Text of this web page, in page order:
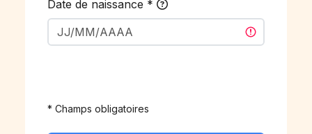
Date de naissance *
* Champs obligatoires